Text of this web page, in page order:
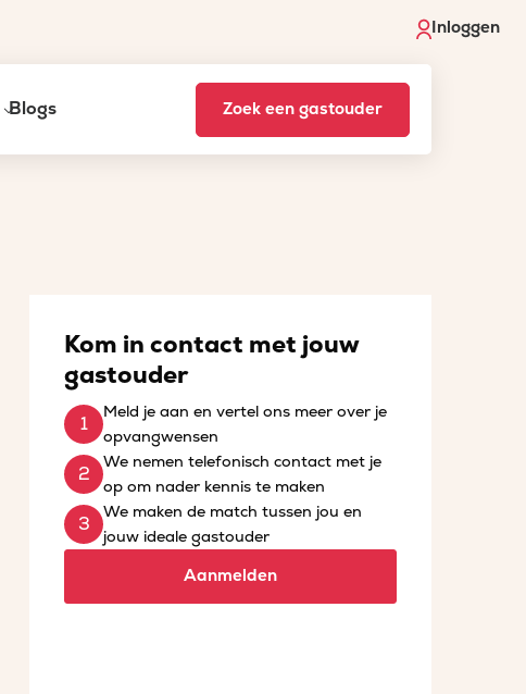
Inloggen
Blogs Zoek een gastouder
Kom in contact met jouw
gastouder
Meld je aan en vertel ons meer over je
opvangwensen
We nemen telefonisch contact met je
op om nader kennis te maken
We maken de match tussen jou en
jouw ideale gastouder
Aanmelden